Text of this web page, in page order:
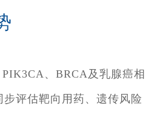
、BRCA及乳腺癌相
评估靶向用药、遗传风险